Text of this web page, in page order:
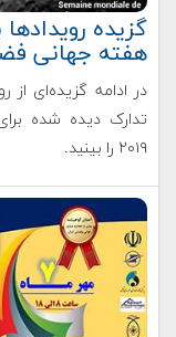
گزیده
هفته جهانی فضا ۱۳۹۸
در ادامه گزیده‌ای از
تدارک دیده شده
۲۰۱۹ را بینید.